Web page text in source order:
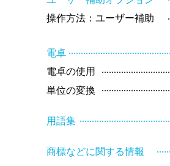
操作方法：ユーザー補助
電卓
電卓の使用
単位の変換
用語集
商標などに関する情報